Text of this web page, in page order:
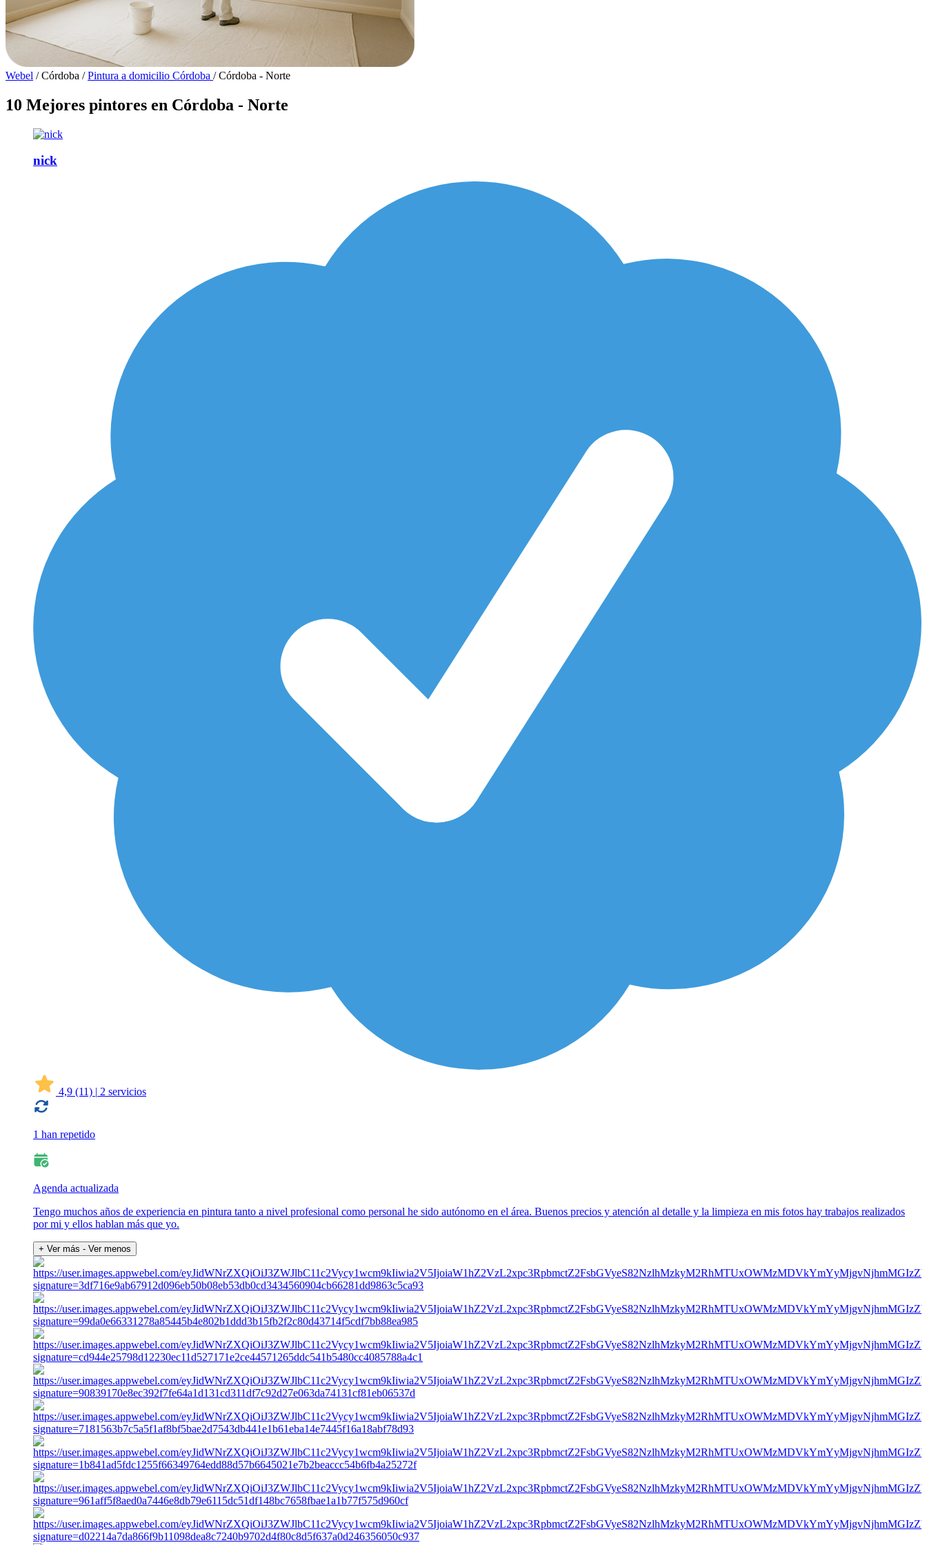
Webel / Córdoba / Pintura a domicilio Córdoba / Córdoba - Norte
10 Mejores pintores en Córdoba - Norte
nick
4,9 (11) | 2 servicios
1 han repetido
Agenda actualizada
Tengo muchos años de experiencia en pintura tanto a nivel profesional como personal he sido autónomo en el área. Buenos precios y atención al detalle y la limpieza en mis fotos hay trabajos realizados
por mi y ellos hablan más que yo.
+ Ver más - Ver menos